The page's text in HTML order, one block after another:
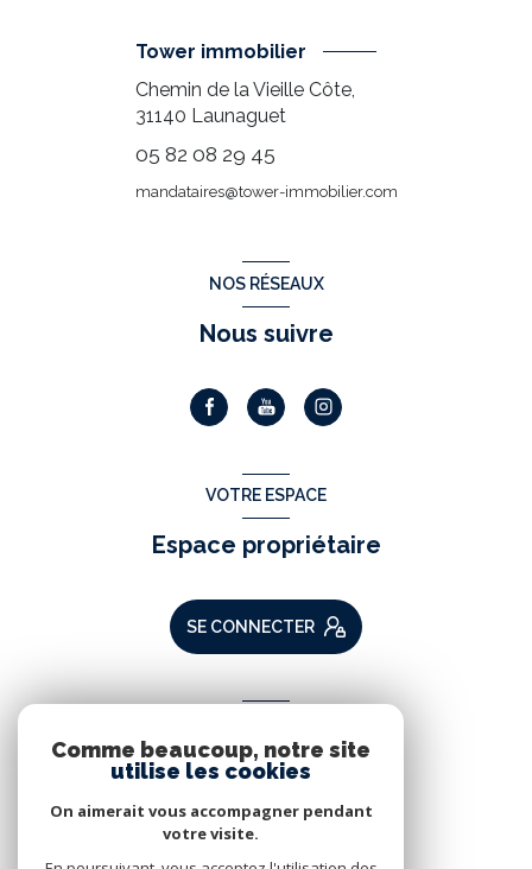
Tower immobilier
Chemin de la Vieille Côte,
31140 Launaguet
05 82 08 29 45
mandataires@tower-immobilier.com
NOS RÉSEAUX
Nous suivre
VOTRE ESPACE
Espace propriétaire
SE CONNECTER
Nous adhérons
Comme beaucoup, notre site
utilise les cookies
On aimerait vous accompagner pendant
votre visite.